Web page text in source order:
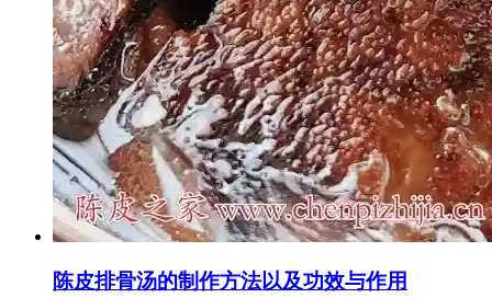
陈皮排骨汤的制作方法以及功效与作用